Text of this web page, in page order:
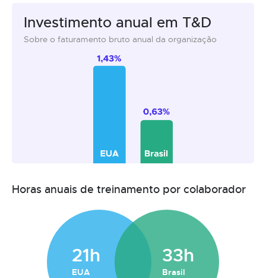
Investimento anual em T&D
Sobre o faturamento bruto anual da organização
Horas anuais de treinamento por colaborador
21h
EUA
33h
Brasil